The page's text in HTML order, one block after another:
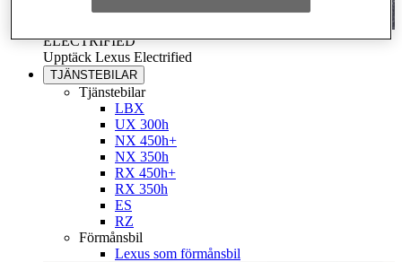
ELECTRIFIED
Upptäck Lexus Electrified
TJÄNSTEBILAR
Tjänstebilar
LBX
UX 300h
NX 450h+
NX 350h
RX 450h+
RX 350h
ES
RZ
Förmånsbil
Lexus som förmånsbil